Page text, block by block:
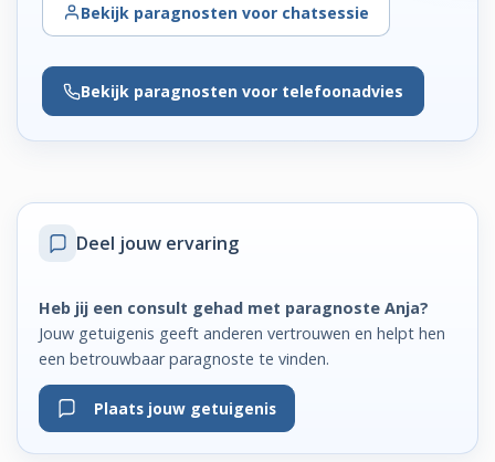
Bekijk paragnosten voor chatsessie
Bekijk paragnosten voor telefoonadvies
Deel jouw ervaring
Heb jij een consult gehad met paragnoste Anja?
Jouw getuigenis geeft anderen vertrouwen en helpt hen
een betrouwbaar paragnoste te vinden.
Plaats jouw getuigenis